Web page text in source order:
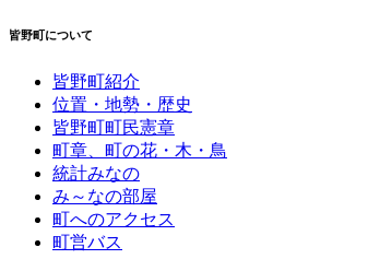
皆野町について
皆野町紹介
位置・地勢・歴史
皆野町町民憲章
町章、町の花・木・鳥
統計みなの
み～なの部屋
町へのアクセス
町営バス